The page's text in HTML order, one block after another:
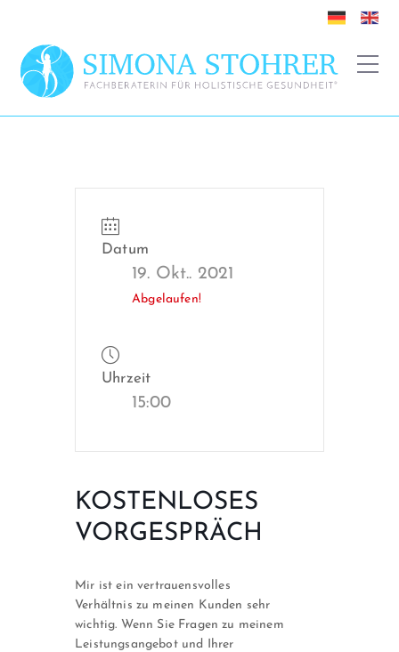
Datum
19. Okt.. 2021
Abgelaufen!
Uhrzeit
15:00
KOSTENLOSES
VORGESPRÄCH
Mir ist ein vertrauensvolles
Verhältnis zu meinen Kunden sehr
wichtig. Wenn Sie Fragen zu meinem
Leistungsangebot und Ihrer